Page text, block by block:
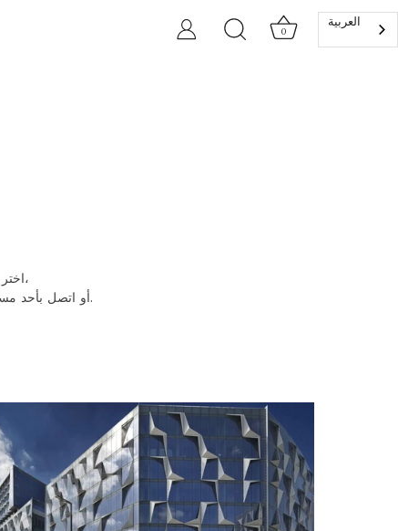
0
العربية‏
اختر أحد معارضنا الرئيسية لحجز موعد خاص حيث يتم تصميم كل التفاصيل بعناية من أجلك،
أو اتصل بأحد مستشاري الأناقة المتخصصين لدينا الذي سيرشدك خلال المجموعات ويضمن لك تجربة راقية وشخصية.